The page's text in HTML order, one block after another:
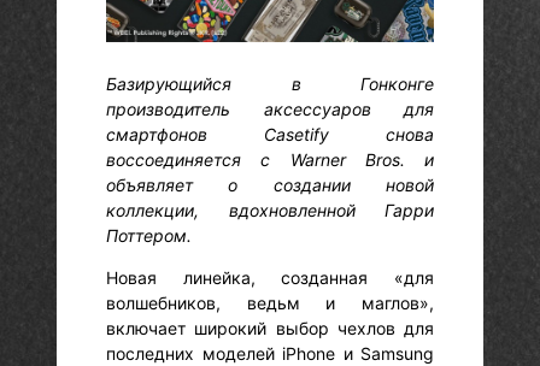
Базирующийся в Гонконге
производитель аксессуаров для
смартфонов Casetify снова
воссоединяется с Warner Bros. и
объявляет о создании новой
коллекции, вдохновленной Гарри
Поттером.
Новая линейка, созданная «для
волшебников, ведьм и маглов»,
включает широкий выбор чехлов для
последних моделей iPhone и Samsung